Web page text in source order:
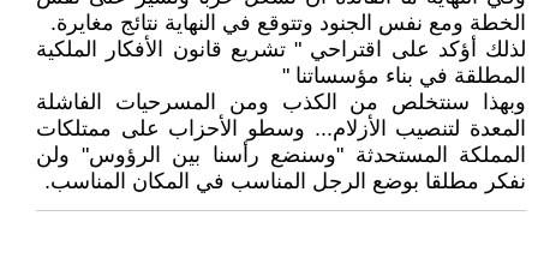
الخطة ومع نفس الجنود وتتوقع في النهاية نتائج مغايرة.
لذلك أؤكد على اقتراحي " تشريع قانون الأفكار الملكية
المطلقة في بناء مؤسساتنا "
وبهذا سنتخلص من الكذب ومن المسرحيات الفاشلة
المعدة لتنصيب الأزلام... وسطو الأحزاب على ممتلكات
المملكة المستحدثة "وسنضع رأسنا بين الرؤوس" ولن
نفكر مطلقا بوضع الرجل المناسب في المكان المناسب.